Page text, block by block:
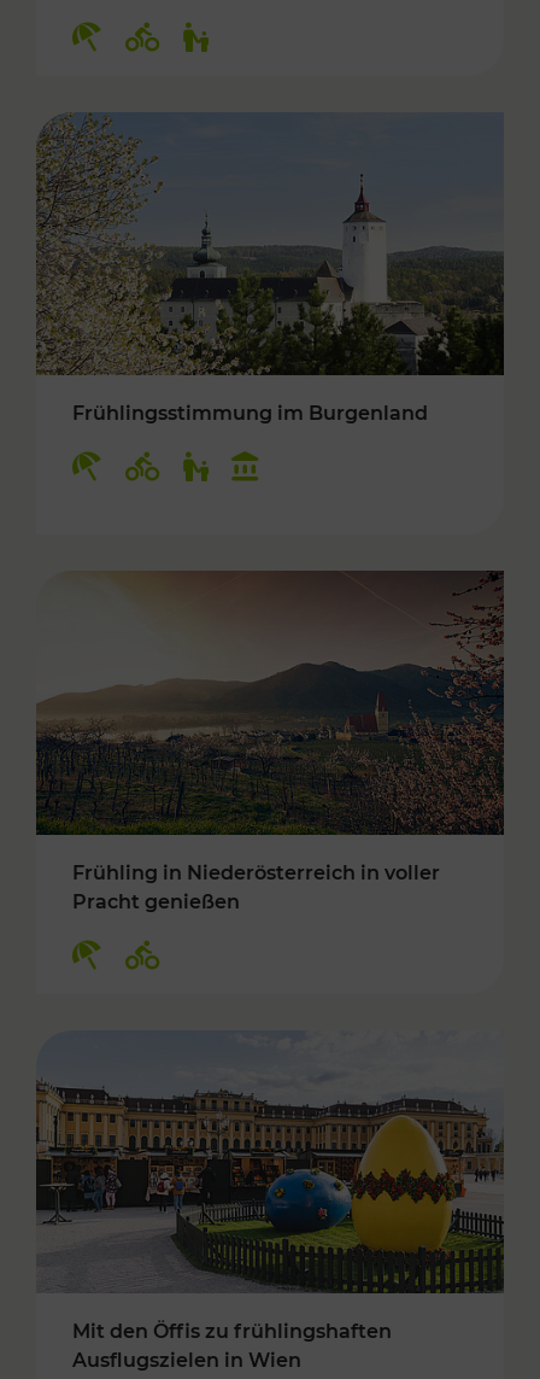
Frühlingsstimmung im Burgenland
Frühling in Niederösterreich in voller
Pracht genießen
Mit den Öffis zu frühlingshaften
Ausflugszielen in Wien